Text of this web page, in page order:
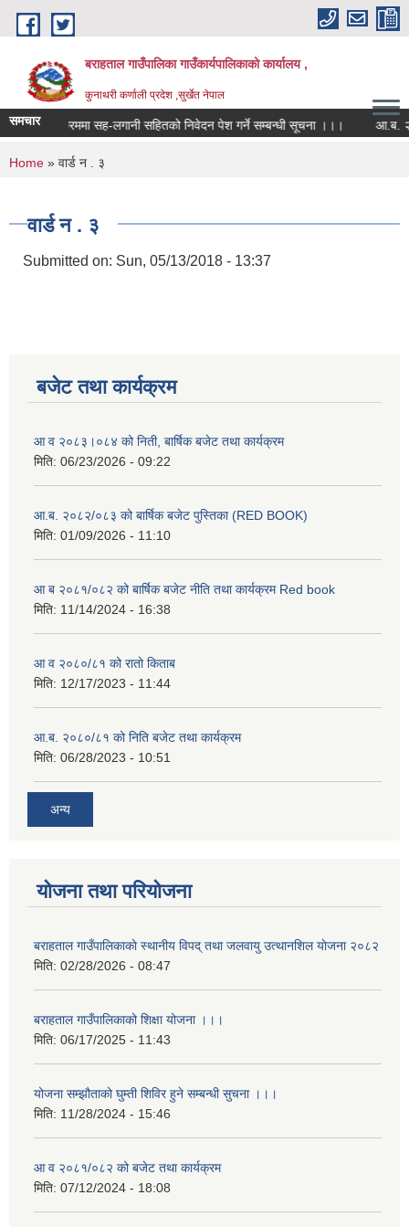
Skip to main content
बराहताल गाउँपालिका गाउँकार्यपालिकाको कार्यालय ,
कुनाथरी कर्णाली प्रदेश ,सुर्खेत नेपाल
समचारकार्यक्रममा सह-लगानी सहितको निवेदन पेश गर्ने सम्बन्धी सूचना ।।। आ.ब.
You are here
Home » वार्ड न . ३
वार्ड न . ३
Submitted on: Sun, 05/13/2018 - 13:37
बजेट तथा कार्यक्रम
आ व २०८३।०८४ को निती, बार्षिक बजेट तथा कार्यक्रम
मिति: 06/23/2026 - 09:22
आ.ब. २०८२/०८३ को बार्षिक बजेट पुस्तिका (RED BOOK)
मिति: 01/09/2026 - 11:10
आ ब २०८१/०८२ को बार्षिक बजेट नीति तथा कार्यक्रम Red book
मिति: 11/14/2024 - 16:38
आ व २०८०/८१ को रातो किताब
मिति: 12/17/2023 - 11:44
आ.ब. २०८०/८१ को निति बजेट तथा कार्यक्रम
मिति: 06/28/2023 - 10:51
अन्य
योजना तथा परियोजना
बराहताल गाउँपालिकाकाे स्थानीय विपद् तथा जलवायु उत्थानशिल याेजना २०८२
मिति: 02/28/2026 - 08:47
बराहताल गाउँपालिकाको शिक्षा योजना ।।।
मिति: 06/17/2025 - 11:43
योजना सम्झौताको घुम्ती शिविर हुने सम्बन्धी सुचना ।।।
मिति: 11/28/2024 - 15:46
आ व २०८१/०८२ को बजेट तथा कार्यक्रम
मिति: 07/12/2024 - 18:08